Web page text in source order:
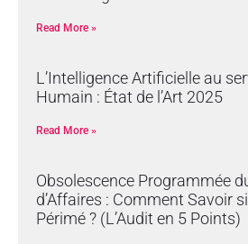
Read More »
L’Intelligence Artificielle au
Humain : État de l’Art 2025
Read More »
Obsolescence Programmée
d’Affaires : Comment Savoir
Périmé ? (L’Audit en 5 Points)